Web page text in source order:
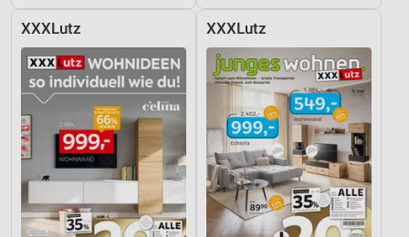
XXXLutz XXXLutz